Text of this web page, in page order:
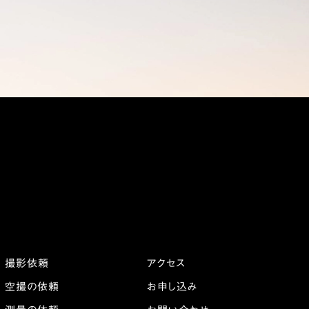
撮影依頼
空撮の依頼
アクセス
お申し込み